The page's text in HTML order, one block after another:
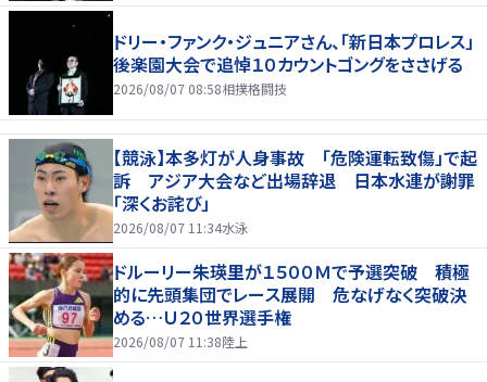
ドリー・ファンク・ジュニアさん、「新日本プロレス」
後楽園大会で追悼１０カウントゴングをささげる
2026/08/07 08:58相撲格闘技
【競泳】本多灯が人身事故 「危険運転致傷」で起
訴 アジア大会など出場辞退 日本水連が謝罪
「深くお詫び」
2026/08/07 11:34水泳
ドルーリー朱瑛里が１５００Ｍで予選突破 積極
的に先頭集団でレース展開 危なげなく突破決
める…Ｕ２０世界選手権
2026/08/07 11:38陸上